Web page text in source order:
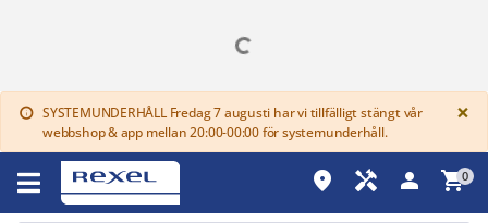
info SYSTEMUNDERHÅLL Fredag 7 augusti har vi tillfälligt stängt vår
webbshop & app mellan 20:00-00:00 för systemunderhåll.
×
place handyman person shopping_cart0